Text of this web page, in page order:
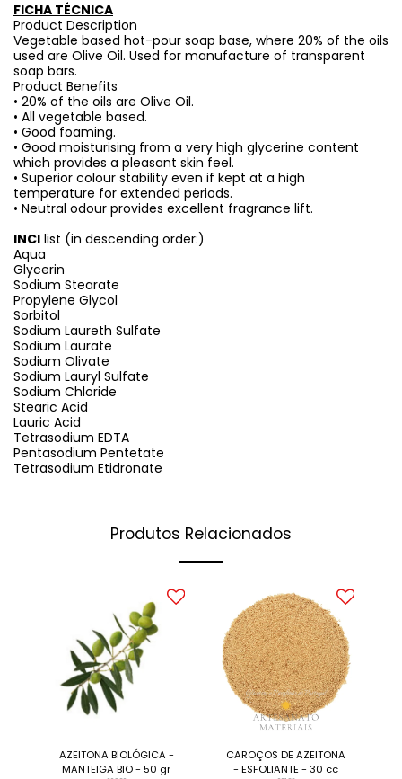
FICHA TÉCNICA
Product Description
Vegetable based hot-pour soap base, where 20% of the oils
used are Olive Oil. Used for manufacture of transparent
soap bars.
Product Benefits
• 20% of the oils are Olive Oil.
• All vegetable based.
• Good foaming.
• Good moisturising from a very high glycerine content
which provides a pleasant skin feel.
• Superior colour stability even if kept at a high
temperature for extended periods.
• Neutral odour provides excellent fragrance lift.
INCI list (in descending order:)
Aqua
Glycerin
Sodium Stearate
Propylene Glycol
Sorbitol
Sodium Laureth Sulfate
Sodium Laurate
Sodium Olivate
Sodium Lauryl Sulfate
Sodium Chloride
Stearic Acid
Lauric Acid
Tetrasodium EDTA
Pentasodium Pentetate
Tetrasodium Etidronate
Produtos Relacionados
AZEITONA BIOLÓGICA -
MANTEIGA BIO - 50 gr
CAROÇOS DE AZEITONA
- ESFOLIANTE - 30 cc